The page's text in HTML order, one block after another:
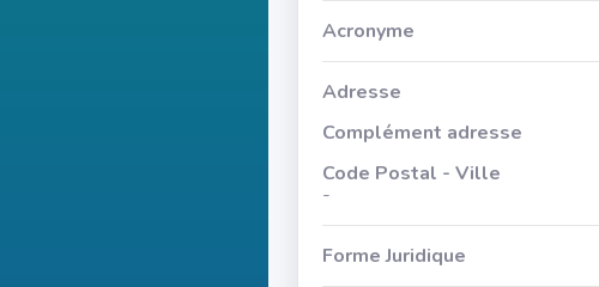
Acronyme
Adresse
Complément adresse
Code Postal - Ville
-
Forme Juridique